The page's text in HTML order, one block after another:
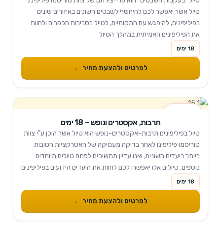
טיול אשר יאפשר לכם להיחשף לשבטים השונים באיזורים שונים
בפיליפינים, להיפגש עם המקומיים, לטייל בסביבות הכפרים ולחוות
את הפיליפינים האמיתית במהלך הטיול
18 ימים
לפרטים ולהצעת מחיר ←
תרבות, אקסטרים ונופש – 18 ימים
טיול בפיליפינים תרבות-אקסטרים-נופש הוא טיול אשר הוכן ע"י צוות
טוריסמו פיליפינו לאחר בדיקה מעמיקה של האטרקציות הטובות
ביותר ביעדים השונים, ואנו עדיין ממשיכים לפתח טיולים מיוחדים
נוספים. טיולים אלו יאפשרו לכם לחוות את היעדים הידועים בפיליפינים
שב"מסלול הקבוע" ובנוסף להינות מאטרקציות מטריפות...
18 ימים
לפרטים ולהצעת מחיר ←